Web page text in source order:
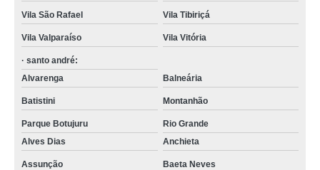
Vila São Rafael Vila Tibiriçá
Vila Valparaíso Vila Vitória
· santo andré:
Alvarenga
Balneária
Batistini Montanhão
Parque Botujuru
Rio Grande
Alves Dias
Anchieta
Assunção Baeta Neves